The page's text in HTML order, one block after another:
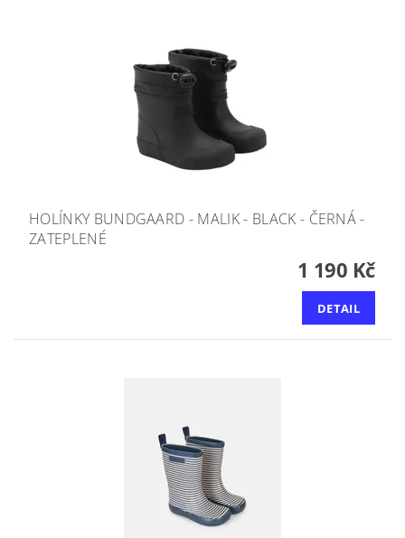
HOLÍNKY BUNDGAARD - MALIK - BLACK - ČERNÁ -
ZATEPLENÉ
1 190 Kč
DETAIL